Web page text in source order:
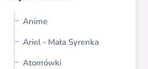
Anime
Ariel - Mała Syrenka
Atomówki